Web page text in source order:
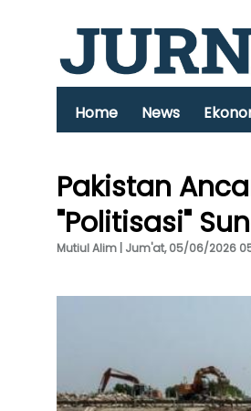
Home News
Pakistan
"Politisasi"
Mutiul Alim | Jum'at, 05/06/2026